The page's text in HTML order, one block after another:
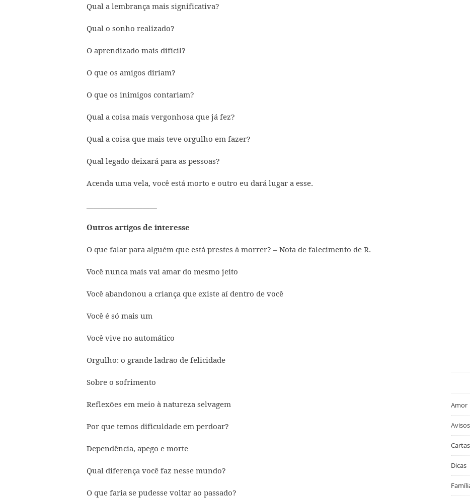
Qual a lembrança mais significativa?
Qual o sonho realizado?
O aprendizado mais difícil?
O que os amigos diriam?
O que os inimigos contariam?
Qual a coisa mais vergonhosa que já fez?
Qual a coisa que mais teve orgulho em fazer?
Qual legado deixará para as pessoas?
Acenda uma vela, você está morto e outro eu dará lugar a esse.
Outros artigos de interesse
O que falar para alguém que está prestes à morrer? – Nota de falecimento de R.
Você nunca mais vai amar do mesmo jeito
Você abandonou a criança que existe aí dentro de você
Você é só mais um
Você vive no automático
Orgulho: o grande ladrão de felicidade
Sobre o sofrimento
Reflexões em meio à natureza selvagem
Por que temos dificuldade em perdoar?
Dependência, apego e morte
Qual diferença você faz nesse mundo?
O que faria se pudesse voltar ao passado?
Amor
Avisos
Cartas
Dicas